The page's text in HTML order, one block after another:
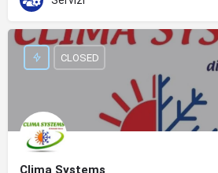
Clima Systems
CLOSED